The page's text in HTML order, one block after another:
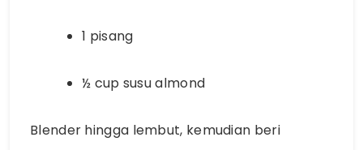
1 pisang
½ cup susu almond
Blender hingga lembut, kemudian beri